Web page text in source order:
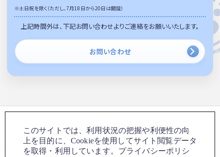
※土日祝を除く（ただし、7月18日から20日は開設）
上記時間外は、下記お問い合わせよりご連絡をお願いいたします。
お問い合わせ
プライバシーポリシー特定商取引法に基づく表記利用規約 よくある質問 お問い合わせ
このサイトでは、利用状況の把握や利便性の向
上を目的に、Cookieを使用してサイト閲覧データ
を取得・利用しています。プライバシーポリシ